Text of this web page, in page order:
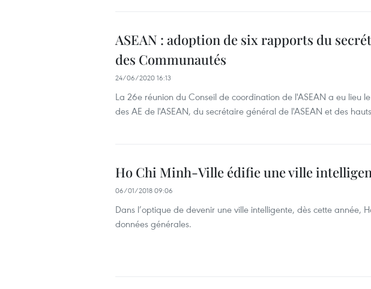
ASEAN : adoption de six rapports du
des Communautés
24/06/2020 16:13
La 26e réunion du Conseil de coordination de l'ASEAN a eu lieu
des AE de l'ASEAN, du secrétaire général de l'ASEAN et des
Ho Chi Minh-​Ville édifie une ville
06/01/2018 09:06
Dans l’optique de devenir une ville intelligente, dès cette année,
données générales.